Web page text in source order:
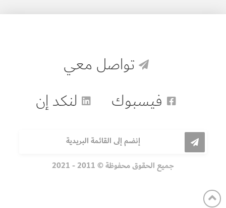
تواصل معي
فيسبوك
لنكد إن
إنضم إلى القائمة البريدية
جميع الحقوق محفوظة © 2011 - 2021